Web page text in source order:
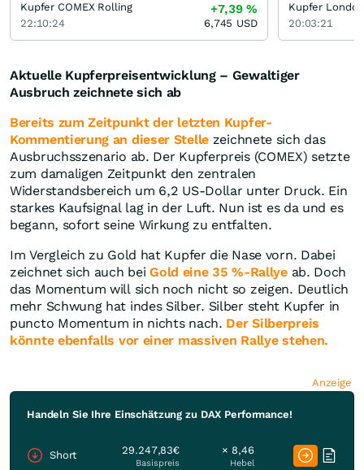
Aktuelle Kupferpreisentwicklung – Gewaltiger
Ausbruch zeichnete sich ab
Bereits zum Zeitpunkt der letzten Kupfer-
Kommentierung an dieser Stelle zeichnete sich das
Ausbruchsszenario ab. Der Kupferpreis (COMEX) setzte
zum damaligen Zeitpunkt den zentralen
Widerstandsbereich um 6,2 US-Dollar unter Druck. Ein
starkes Kaufsignal lag in der Luft. Nun ist es da und es
begann, sofort seine Wirkung zu entfalten.
Im Vergleich zu Gold hat Kupfer die Nase vorn. Dabei
zeichnet sich auch beiGold eine 35 %-Rallyeab. Doch
das Momentum will sich noch nicht so zeigen. Deutlich
mehr Schwung hat indes Silber. Silber steht Kupfer in
puncto Momentum in nichts nach. Der Silberpreis
könnte ebenfalls vor einer massiven Rallye stehen.
Anzeige
Handeln Sie Ihre Einschätzung zu DAX Performance!
Short 29.247,83€
Basispreis
× 8,46
Hebel
Kupfer COMEX Rolling
22:10:24
+7,39%
6,745 USD 20:03:21